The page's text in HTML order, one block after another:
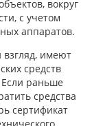
вокруг
с учетом
аппаратов.
взгляд, имеют
средств
раньше
средства
сертификат